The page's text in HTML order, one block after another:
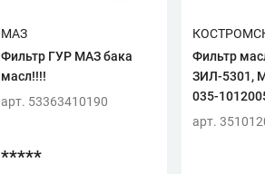
МАЗ
Фильтр ГУР МАЗ бака
масл!!!!
арт. 53363410190
*****
Фильтр
ЗИЛ-5301,
035-
арт.